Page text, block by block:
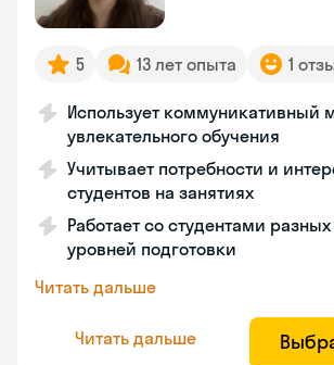
5 13 лет опыта 1
Использует коммуникативный
увлекательного обучения
Учитывает потребности и
студентов на занятиях
Работает со студентами
уровней подготовки
Читать дальше
Читать дальше